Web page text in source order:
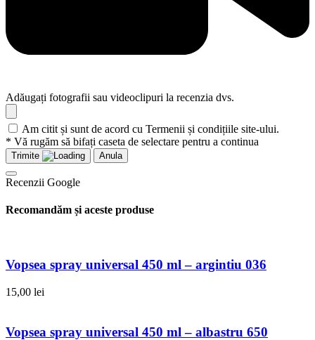
Adăugați fotografii sau videoclipuri la recenzia dvs.
Am citit și sunt de acord cu Termenii și condițiile site-ului.
* Vă rugăm să bifați caseta de selectare pentru a continua
Trimite Anula
Recenzii Google
Recomandăm și aceste produse
Vopsea spray universal 450 ml – argintiu 036
15,00 lei
Vopsea spray universal 450 ml – albastru 650